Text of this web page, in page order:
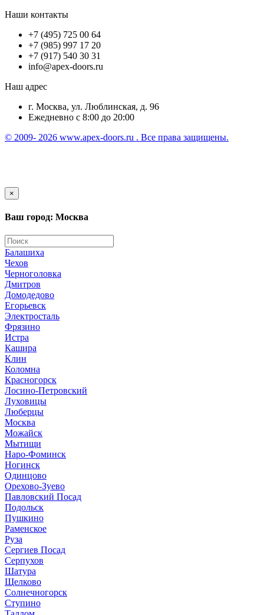
Наши контакты
+7 (495) 725 00 64
+7 (985) 997 17 20
+7 (917) 540 30 31
info@apex-doors.ru
Наш адрес
г. Москва, ул. Люблинская, д. 96
Ежедневно с 8:00 до 20:00
© 2009- 2026 www.apex-doors.ru . Все права защищены.
×
Ваш город: Москва
Балашиха
Чехов
Черноголовка
Дмитров
Домодедово
Егорьевск
Электросталь
Фрязино
Истра
Кашира
Клин
Коломна
Красногорск
Лосино-Петровский
Луховицы
Люберцы
Москва
Можайск
Мытищи
Наро-Фоминск
Ногинск
Одинцово
Орехово-Зуево
Павловский Посад
Подольск
Пушкино
Раменское
Руза
Сергиев Посад
Серпухов
Шатура
Щелково
Солнечногорск
Ступино